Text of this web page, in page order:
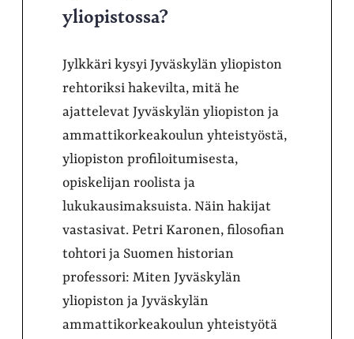
yliopistossa?
Jylkkäri kysyi Jyväskylän yliopiston
rehtoriksi hakevilta, mitä he
ajattelevat Jyväskylän yliopiston ja
ammattikorkeakoulun yhteistyöstä,
yliopiston profiloitumisesta,
opiskelijan roolista ja
lukukausimaksuista. Näin hakijat
vastasivat. Petri Karonen, filosofian
tohtori ja Suomen historian
professori: Miten Jyväskylän
yliopiston ja Jyväskylän
ammattikorkeakoulun yhteistyötä